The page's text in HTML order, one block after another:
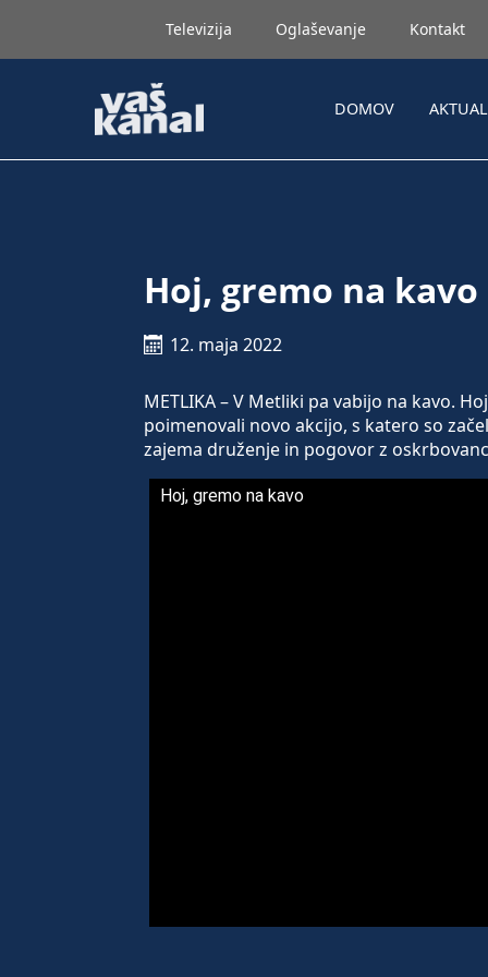
Televizija Oglaševanje Kontakt
DOMOV
Hoj, gremo na kavo
12. maja 2022
METLIKA – V Metliki pa vabijo na kavo.
poimenovali novo akcijo, s katero so
zajema druženje in pogovor z
Hoj, gremo na kavo